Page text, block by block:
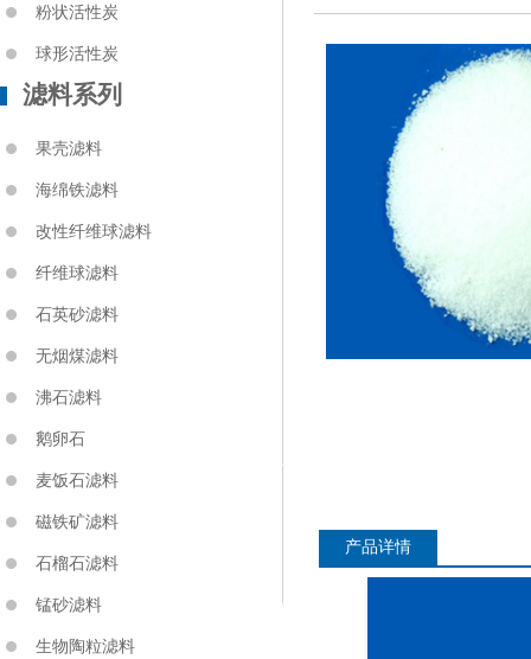
粉状活性炭
球形活性炭
滤料系列
果壳滤料
海绵铁滤料
改性纤维球滤料
纤维球滤料
石英砂滤料
无烟煤滤料
沸石滤料
鹅卵石
麦饭石滤料
磁铁矿滤料
石榴石滤料
锰砂滤料
生物陶粒滤料
产品详情